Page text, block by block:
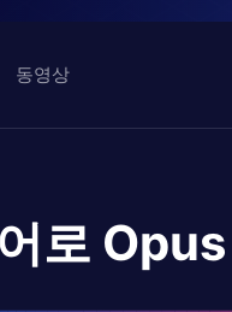
동영상
로